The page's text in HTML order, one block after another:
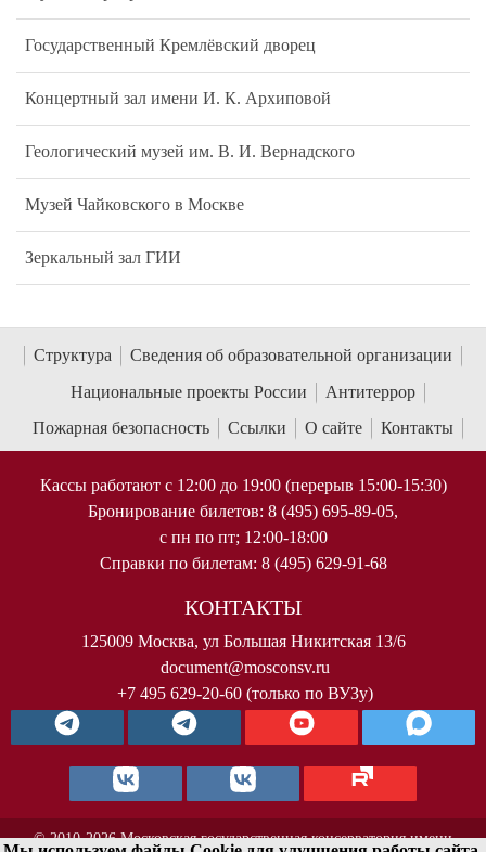
Государственный Кремлёвский дворец
Концертный зал имени И. К. Архиповой
Геологический музей им. В. И. Вернадского
Музей Чайковского в Москве
Зеркальный зал ГИИ
Структура
Сведения об образовательной организации
Национальные проекты России
Антитеррор
Пожарная безопасность
Ссылки О сайте Контакты
Кассы работают с 12:00 до 19:00 (перерыв 15:00-15:30)
Бронирование билетов: 8 (495) 695-89-05,
с пн по пт; 12:00-18:00
Справки по билетам: 8 (495) 629-91-68
КОНТАКТЫ
125009 Москва, ул Большая Никитская 13/6
document@mosconsv.ru
+7 495 629-20-60 (только по ВУЗу)
© 2010-2026 Московская государственная консерватория имени